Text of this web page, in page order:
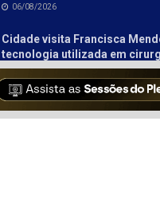
06/08/2026
Cidade visita Francisca
tecnologia utilizada em
pediátricas
06/08/2026